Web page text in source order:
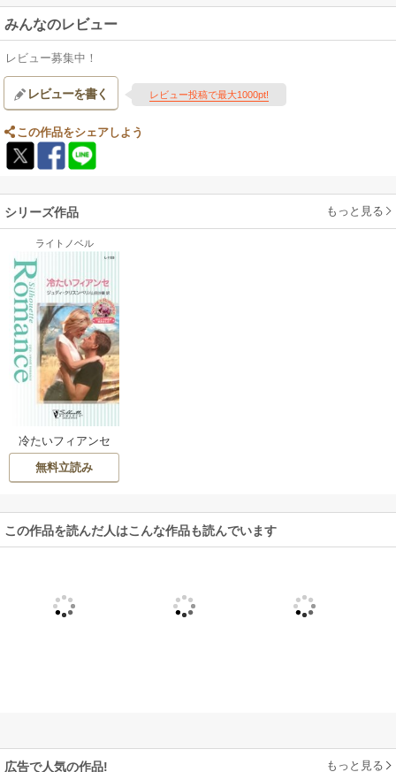
みんなのレビュー
レビュー募集中！
レビューを書く レビュー投稿で最大1000pt!
この作品をシェアしよう
シリーズ作品 もっと見る
ライトノベル
冷たいフィアンセ
無料立読み
この作品を読んだ人はこんな作品も読んでいます
広告で人気の作品! もっと見る